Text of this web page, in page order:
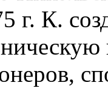
г. К.